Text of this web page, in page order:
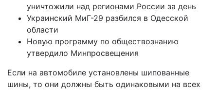
уничтожили над регионами России за день
Украинский МиГ-29 разбился в Одесской
области
Новую программу по обществознанию
утвердило Минпросвещения
Если на автомобиле установлены шипованные
шины, то они должны быть одинаковыми на всех